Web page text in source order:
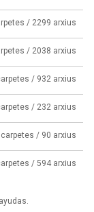
/ 2299 arxius
/ 2038 arxius
/ 932 arxius
/ 232 arxius
carpetes / 90 arxius
/ 594 arxius